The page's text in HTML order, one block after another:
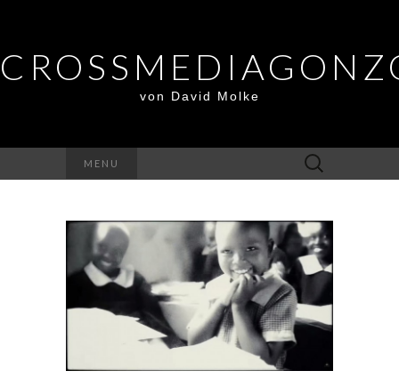
von David Molke
MENU
Suche
nach: